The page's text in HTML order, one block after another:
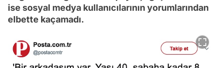
ise sosyal medya kullanıcılarının yorumlarından
elbette kaçamadı.